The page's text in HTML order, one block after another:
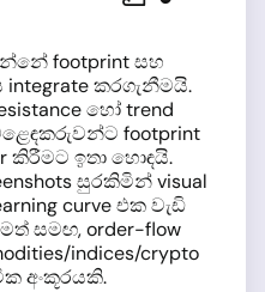
footprint සහ
integrate කරගැනීමයි.
හෝ trend
footprint
කිරීමට ඉතා හොඳයි.
සුරකිමින් visual
curve එක වැඩි
සමඟ, order-flow
indices/crypto
අංකූරයකි.